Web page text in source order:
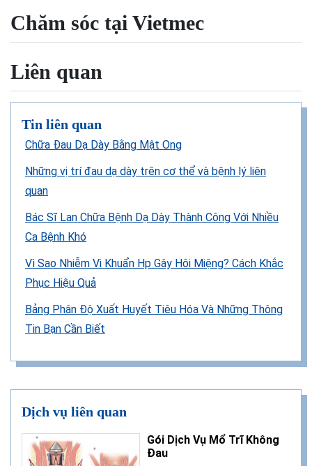
Chăm sóc tại Vietmec
Liên quan
Tin liên quan
Chữa Đau Dạ Dày Bằng Mật Ong
Những vị trí đau dạ dày trên cơ thể và bệnh lý liên
quan
Bác Sĩ Lan Chữa Bệnh Dạ Dày Thành Công Với Nhiều
Ca Bệnh Khó
Vì Sao Nhiễm Vi Khuẩn Hp Gây Hôi Miệng? Cách Khắc
Phục Hiệu Quả
Bảng Phân Độ Xuất Huyết Tiêu Hóa Và Những Thông
Tin Bạn Cần Biết
Dịch vụ liên quan
Gói Dịch Vụ Mổ Trĩ Không
Đau